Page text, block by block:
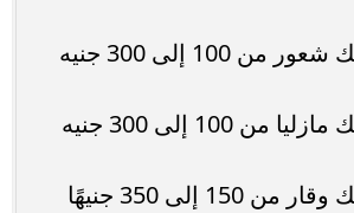
تراوح سعر سمك شعور من 100 إلى 300 جنيه
تراوح سعر سمك مازليا من 100 إلى 300 جنيه
تراوح سعر سمك وقار من 150 إلى 350 جنيهًا